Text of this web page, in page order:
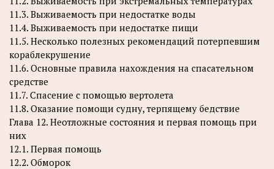
11.3. Выживаемость при недостатке воды
11.4. Выживаемость при недостатке пищи
11.5. Несколько полезных рекомендаций потерпевшим
кораблекрушение
11.6. Основные правила нахождения на спасательном
средстве
11.7. Спасение с помощью вертолета
11.8. Оказание помощи судну, терпящему бедствие
Глава 12. Неотложные состояния и первая помощь при
них
12.1. Первая помощь
12.2. Обморок